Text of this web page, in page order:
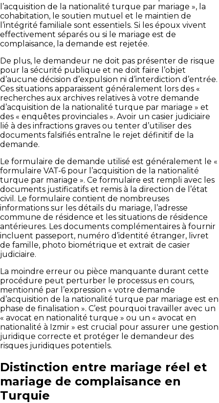
l’acquisition de la nationalité turque par mariage », la
cohabitation, le soutien mutuel et le maintien de
l’intégrité familiale sont essentiels. Si les époux vivent
effectivement séparés ou si le mariage est de
complaisance, la demande est rejetée.
De plus, le demandeur ne doit pas présenter de risque
pour la sécurité publique et ne doit faire l’objet
d’aucune décision d’expulsion ni d’interdiction d’entrée.
Ces situations apparaissent généralement lors des «
recherches aux archives relatives à votre demande
d’acquisition de la nationalité turque par mariage » et
des « enquêtes provinciales ». Avoir un casier judiciaire
lié à des infractions graves ou tenter d’utiliser des
documents falsifiés entraîne le rejet définitif de la
demande.
Le formulaire de demande utilisé est généralement le «
formulaire VAT-6 pour l’acquisition de la nationalité
turque par mariage ». Ce formulaire est rempli avec les
documents justificatifs et remis à la direction de l’état
civil. Le formulaire contient de nombreuses
informations sur les détails du mariage, l’adresse
commune de résidence et les situations de résidence
antérieures. Les documents complémentaires à fournir
incluent passeport, numéro d’identité étranger, livret
de famille, photo biométrique et extrait de casier
judiciaire.
La moindre erreur ou pièce manquante durant cette
procédure peut perturber le processus en cours,
mentionné par l’expression « votre demande
d’acquisition de la nationalité turque par mariage est en
phase de finalisation ». C’est pourquoi travailler avec un
« avocat en nationalité turque » ou un « avocat en
nationalité à Izmir » est crucial pour assurer une gestion
juridique correcte et protéger le demandeur des
risques juridiques potentiels.
Distinction entre mariage réel et
mariage de complaisance en
Turquie